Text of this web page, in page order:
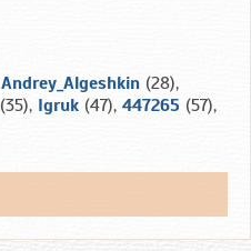
Andrey_Algeshkin (28),
(35), Igruk (47), 447265 (57),